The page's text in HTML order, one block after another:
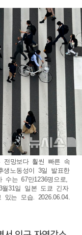
전망보다 훨씬 빠른 속
생노동성이 3일 발표한
는 67만1236명으로,
월31일 일본 도쿄 긴자
있는 모습. 2026.06.04.